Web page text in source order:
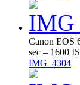
Canon EOS
sec – 1600
IMG_4304